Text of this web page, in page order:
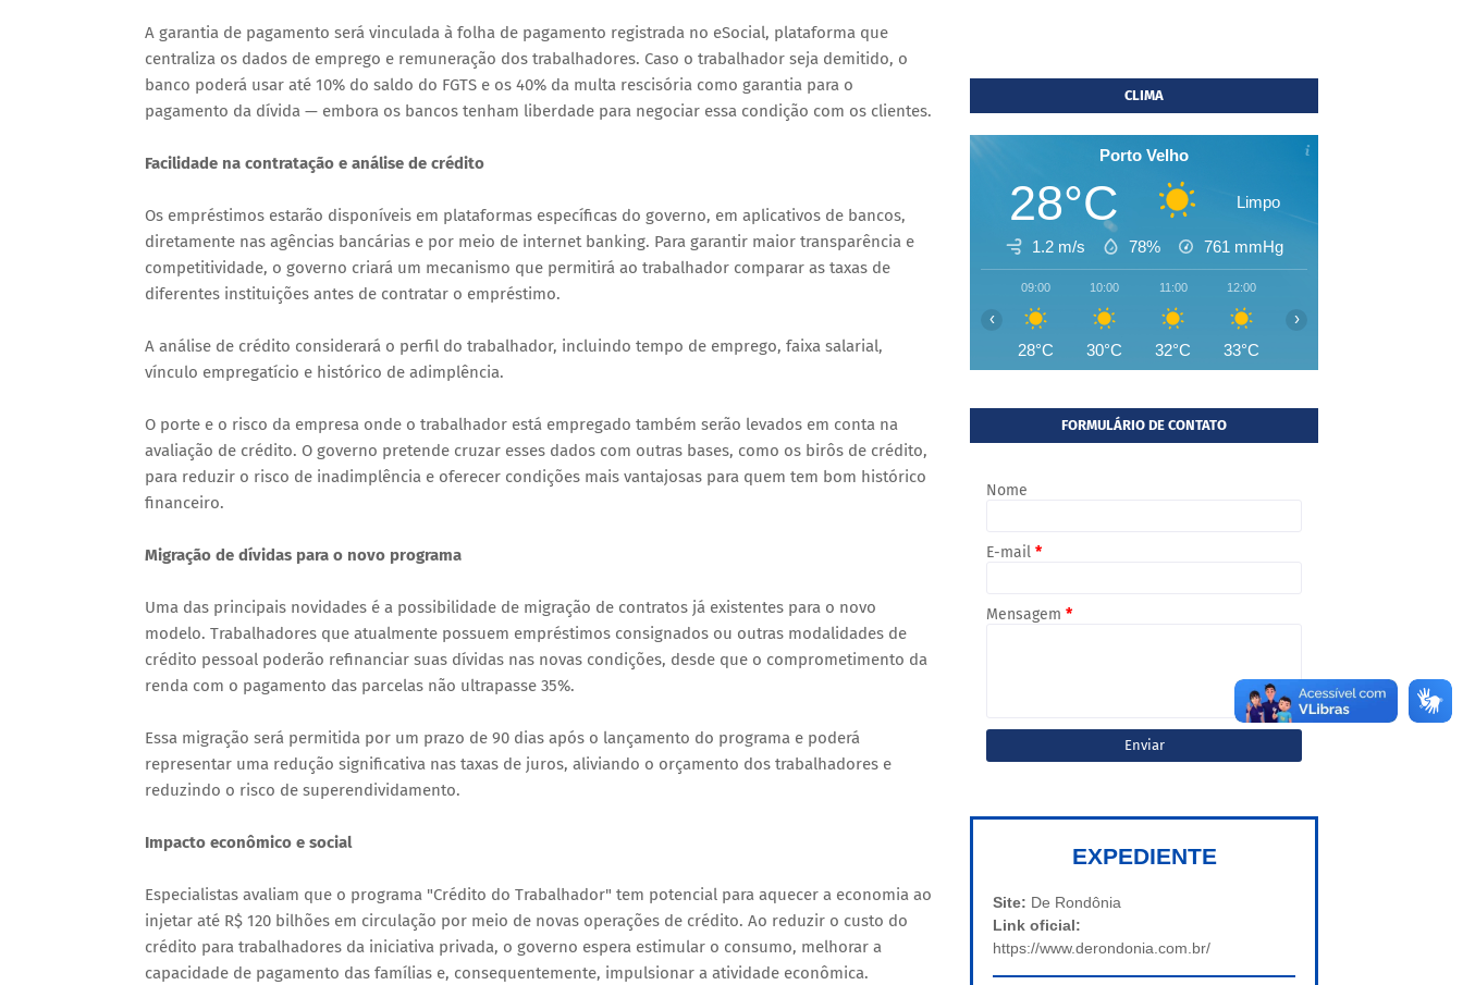
A garantia de pagamento será vinculada à folha de pagamento registrada no eSocial, plataforma que
centraliza os dados de emprego e remuneração dos trabalhadores. Caso o trabalhador seja demitido, o
banco poderá usar até 10% do saldo do FGTS e os 40% da multa rescisória como garantia para o
pagamento da dívida — embora os bancos tenham liberdade para negociar essa condição com os clientes.
Facilidade na contratação e análise de crédito
Os empréstimos estarão disponíveis em plataformas específicas do governo, em aplicativos de bancos,
diretamente nas agências bancárias e por meio de internet banking. Para garantir maior transparência e
competitividade, o governo criará um mecanismo que permitirá ao trabalhador comparar as taxas de
diferentes instituições antes de contratar o empréstimo.
A análise de crédito considerará o perfil do trabalhador, incluindo tempo de emprego, faixa salarial,
vínculo empregatício e histórico de adimplência.
O porte e o risco da empresa onde o trabalhador está empregado também serão levados em conta na
avaliação de crédito. O governo pretende cruzar esses dados com outras bases, como os birôs de crédito,
para reduzir o risco de inadimplência e oferecer condições mais vantajosas para quem tem bom histórico
financeiro.
Migração de dívidas para o novo programa
Uma das principais novidades é a possibilidade de migração de contratos já existentes para o novo
modelo. Trabalhadores que atualmente possuem empréstimos consignados ou outras modalidades de
crédito pessoal poderão refinanciar suas dívidas nas novas condições, desde que o comprometimento da
renda com o pagamento das parcelas não ultrapasse 35%.
Essa migração será permitida por um prazo de 90 dias após o lançamento do programa e poderá
representar uma redução significativa nas taxas de juros, aliviando o orçamento dos trabalhadores e
reduzindo o risco de superendividamento.
Impacto econômico e social
Especialistas avaliam que o programa "Crédito do Trabalhador" tem potencial para aquecer a economia ao
injetar até R$ 120 bilhões em circulação por meio de novas operações de crédito. Ao reduzir o custo do
crédito para trabalhadores da iniciativa privada, o governo espera estimular o consumo, melhorar a
capacidade de pagamento das famílias e, consequentemente, impulsionar a atividade econômica.
CLIMA
Porto Velho
28°C Limpo
1.2 m/s 78% 761 mmHg
09:00
28°C
10:00
30°C
11:00
32°C
12:00
33°C
‹ ›
FORMULÁRIO DE CONTATO
Nome
E-mail *
Mensagem *
EXPEDIENTE
Site: De Rondônia
Link oficial:
https://www.derondonia.com.br/